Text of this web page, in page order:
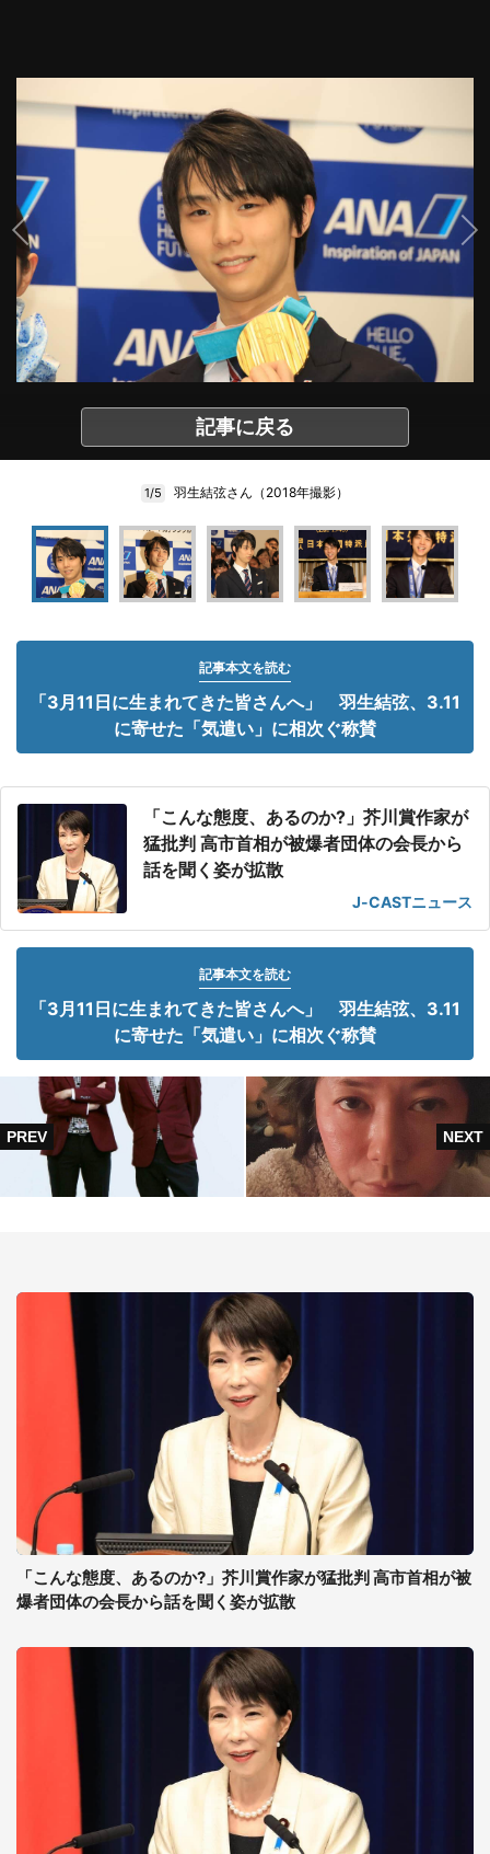
記事に戻る
1/5 羽生結弦さん（2018年撮影）
記事本文を読む
「3月11日に生まれてきた皆さんへ」 羽生結弦、3.11
に寄せた「気遣い」に相次ぐ称賛
「こんな態度、あるのか?」芥川賞作家が
猛批判 高市首相が被爆者団体の会長から
話を聞く姿が拡散
J-CASTニュース
記事本文を読む
「3月11日に生まれてきた皆さんへ」 羽生結弦、3.11
に寄せた「気遣い」に相次ぐ称賛
「こんな態度、あるのか?」芥川賞作家が猛批判 高市首相が被
爆者団体の会長から話を聞く姿が拡散